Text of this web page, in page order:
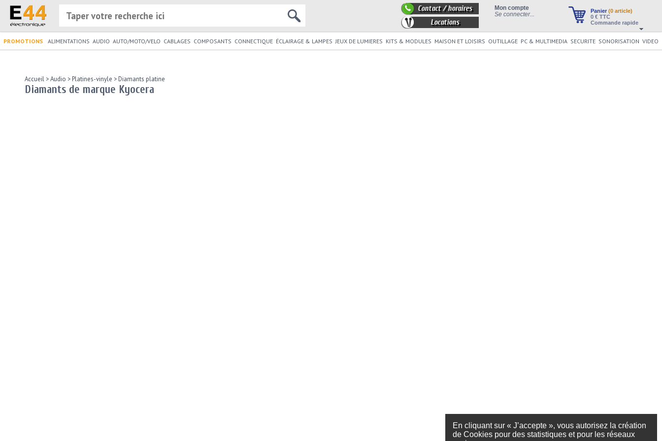
En cliquant sur « J’accepte », vous autorisez la création
de Cookies pour des statistiques et pour les réseaux
Panier (0 article)
0 € TTC
Commande rapide
Mon compte
Se connecter...
Contact / horaires
Locations
PROMOTIONS ALIMENTATIONS AUDIO AUTO/MOTO/VELO CABLAGES COMPOSANTS CONNECTIQUE ÉCLAIRAGE & LAMPES JEUX DE LUMIERES KITS & MODULES MAISON ET LOISIRS OUTILLAGE PC & MULTIMEDIA SECURITE SONORISATION VIDEO
Accueil >Audio >Platines-vinyle >Diamants platine
Diamants de marque Kyocera